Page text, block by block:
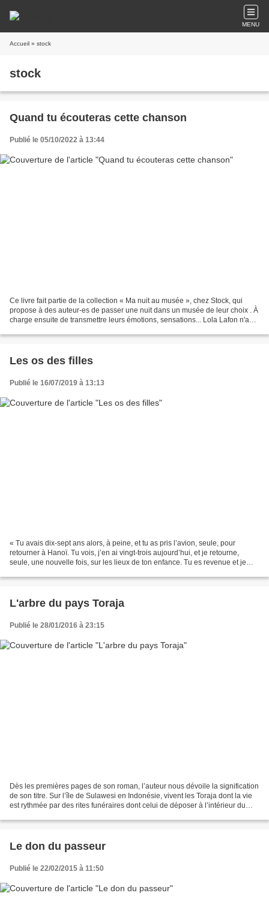
MENU
Accueil » stock
stock
Quand tu écouteras cette chanson
Publié le 05/10/2022 à 13:44
Ce livre fait partie de la collection « Ma nuit au musée », chez Stock, qui
propose à des auteur-es de passer une nuit dans un musée de leur choix . À
charge ensuite de transmettre leurs émotions, sensations... Lola Lafon n'a
Les os des filles
Publié le 16/07/2019 à 13:13
« Tu avais dix-sept ans alors, à peine, et tu as pris l’avion, seule, pour
retourner à Hanoï. Tu vois, j’en ai vingt-trois aujourd’hui, et je retourne,
seule, une nouvelle fois, sur les lieux de ton enfance. Tu es revenue et je
L'arbre du pays Toraja
Publié le 28/01/2016 à 23:15
Dès les premières pages de son roman, l’auteur nous dévoile la signification
de son titre. Sur l’île de Sulawesi en Indonésie, vivent les Toraja dont la vie
est rythmée par des rites funéraires dont celui de déposer à l’intérieur du
Le don du passeur
Publié le 22/02/2015 à 11:50